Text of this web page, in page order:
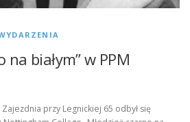
na białym” w PPM
przy Legnickiej 65 odbył się